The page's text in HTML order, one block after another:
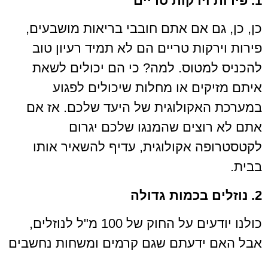
כן, כן, גם אם אתם חובבי בריאות מושבעים,
פירות וירקות טריים הם לא תמיד רעיון טוב
להכניס למטוס. למה? כי הם יכולים לשאת
איתם מזיקים או מחלות שיכולים לפגוע
במערכת האקולוגית של היעד שלכם. אז אם
אתם לא רוצים שהמנגו שלכם יגרום
לקטסטרופה אקולוגית, עדיף להשאיר אותו
בבית.
2. נוזלים בכמות גדולה
כולנו יודעים על החוק של 100 מ"ל לנוזלים,
אבל האם ידעתם שגם קרמים ומשחות נחשבים